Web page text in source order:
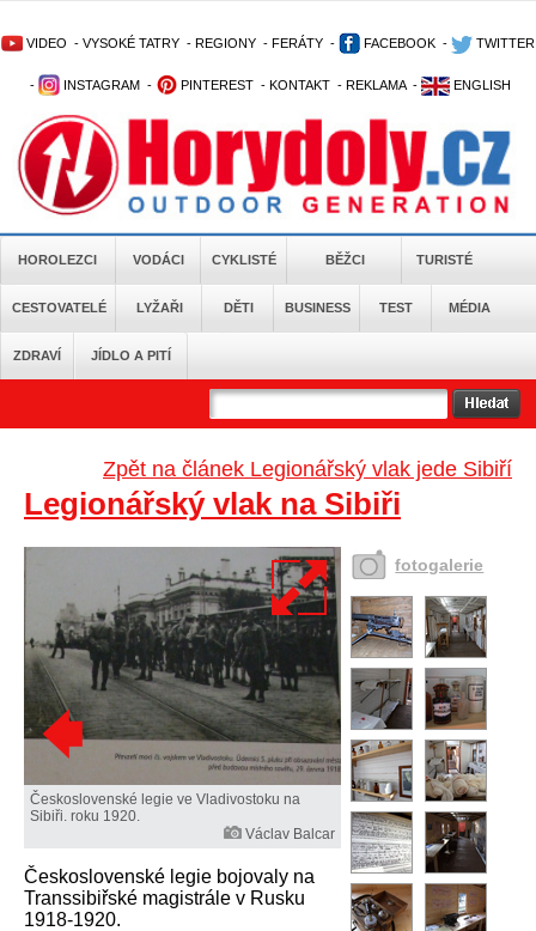
VIDEO - VYSOKÉ TATRY - REGIONY - FERÁTY - FACEBOOK - TWITTER
- INSTAGRAM - PINTEREST - KONTAKT - REKLAMA - ENGLISH
HOROLEZCI VODÁCI CYKLISTÉ BĚŽCI TURISTÉ
CESTOVATELÉ LYŽAŘI DĚTI BUSINESS TEST MÉDIA
ZDRAVÍ JÍDLO A PITÍ
Zpět na článek Legionářský vlak jede Sibiří
Legionářský vlak na Sibiři
Československé legie ve Vladivostoku na
Sibiři. roku 1920.
Václav Balcar
Československé legie bojovaly na
Transsibiřské magistrále v Rusku
1918-1920.
fotogalerie